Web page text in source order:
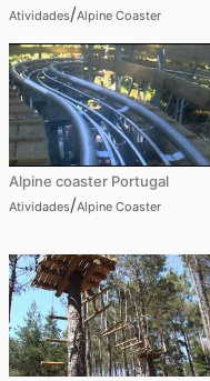
Atividades/Alpine Coaster
Alpine coaster Portugal
Atividades/Alpine Coaster